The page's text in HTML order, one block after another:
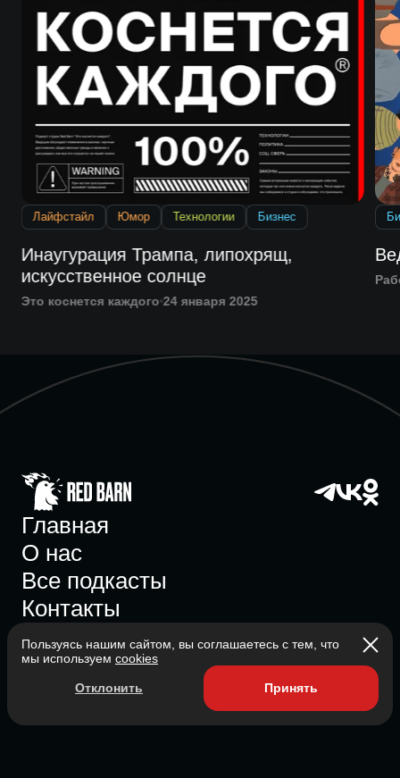
Лайфстайл Юмор Технологии Бизнес
Инаугурация Трампа, липохрящ,
искусственное солнце
Это коснется каждого 24 января 2025
Главная
О нас
Все подкасты
Контакты
Состоит в ассоциации с 2023
Пользуясь нашим сайтом, вы соглашаетесь с тем, что
мы используем cookies
Отклонить Принять